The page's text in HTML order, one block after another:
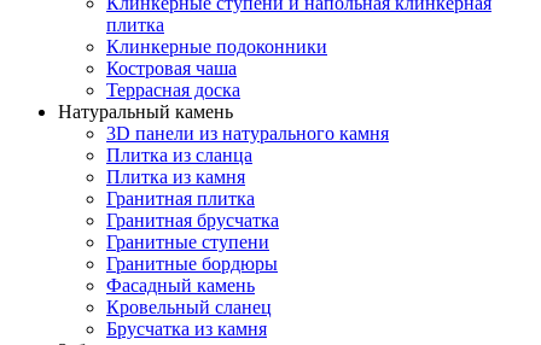
плитка
Клинкерные подоконники
Костровая чаша
Террасная доска
Натуральный камень
3D панели из натурального камня
Плитка из сланца
Плитка из камня
Гранитная плитка
Гранитная брусчатка
Гранитные ступени
Гранитные бордюры
Фасадный камень
Кровельный сланец
Брусчатка из камня